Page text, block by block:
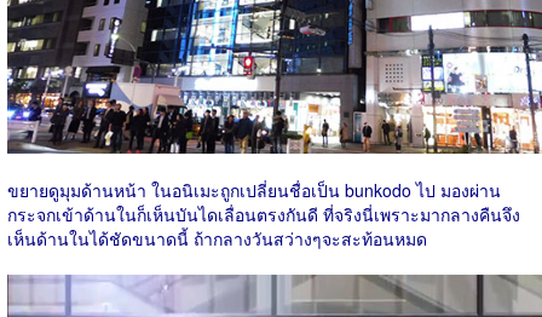
ขยายดูมุมด้านหน้า ในอนิเมะถูกเปลี่ยนชื่อเป็น bunkodo ไป มองผ่าน
กระจกเข้าด้านในก็เห็นบันไดเลื่อนตรงกันดี ที่จริงนี่เพราะมากลางคืนจึง
เห็นด้านในได้ชัดขนาดนี้ ถ้ากลางวันสว่างๆจะสะท้อนหมด